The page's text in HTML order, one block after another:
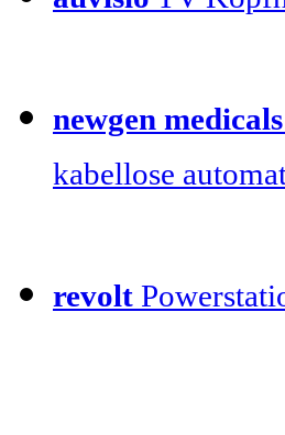
newgen medicals
kabellose
revolt